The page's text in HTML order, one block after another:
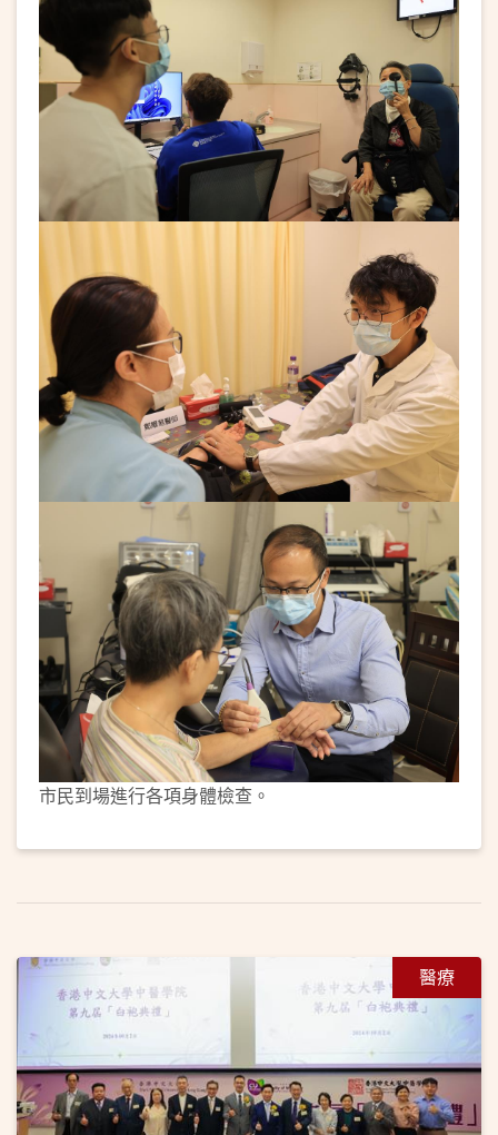
市民到場進行各項身體檢查。
醫療